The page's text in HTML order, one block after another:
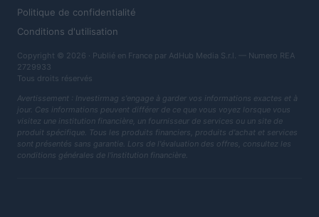
Politique de confidentialité
Conditions d'utilisation
Copyright © 2026 · Publié en France par AdHub Media S.r.l. — Numero REA
2729933
Tous droits réservés
Avertissement : Investirmag s'engage à garder vos informations exactes et à
jour. Ces informations peuvent différer de ce que vous voyez lorsque vous
visitez une institution financière, un fournisseur de services ou un site de
produit spécifique. Tous les produits financiers, produits d'achat et services
sont présentés sans garantie. Lors de l'évaluation des offres, consultez les
conditions générales de l'institution financière.